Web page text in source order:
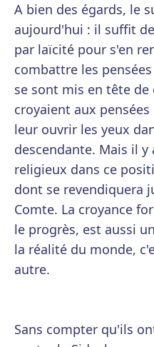
A bien des égards, le
aujourd'hui : il suffit
par laïcité pour s'en
combattre les
se sont mis en tête
croyaient aux
leur ouvrir les yeux
descendante. Mais il
religieux dans ce
dont se revendiquera
Comte. La croyance
le progrès, est aussi
la réalité du monde,
autre.
Sans compter qu'ils